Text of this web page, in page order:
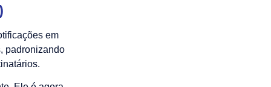
em
padronizando